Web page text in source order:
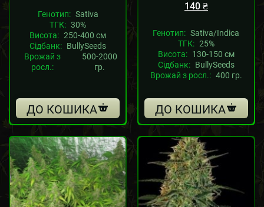
Генотип: Sativa
ТГК: 30%
Висота: 250-400 см
Сідбанк: BullySeeds
Врожай з
росл.:
500-2000
гр.
ДО КОШИКА
140 ₴
Генотип: Sativa/Indica
ТГК: 25%
Висота: 130-150 см
Сідбанк: BullySeeds
Врожай з росл.: 400 гр.
ДО КОШИКА